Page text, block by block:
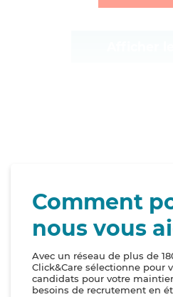
Comment
nous vous
Avec un réseau de plus de
Click&Care sélectionne pour
candidats pour votre
besoins de recrutement en